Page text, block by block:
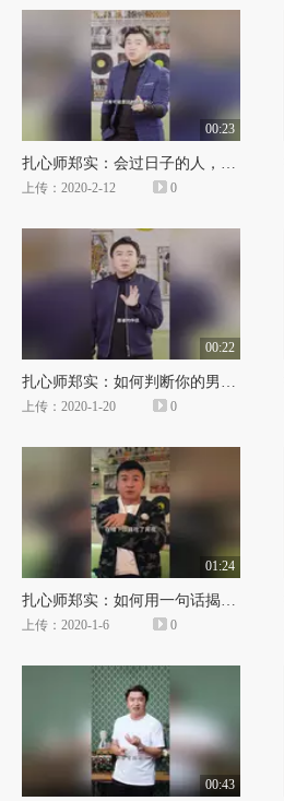
00:23
扎心师郑实：会过日子的人，都有这一种特质！
上传：2020-2-12 0
00:22
扎心师郑实：如何判断你的男人是否靠谱？
上传：2020-1-20 0
01:24
扎心师郑实：如何用一句话揭穿对方的谎言
上传：2020-1-6 0
00:43